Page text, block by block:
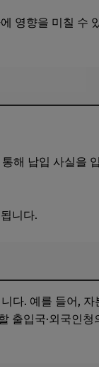
영향을 미칠 수
해 납입 사실을
니다.
다. 예를 들어, 자
출입국·외국인청